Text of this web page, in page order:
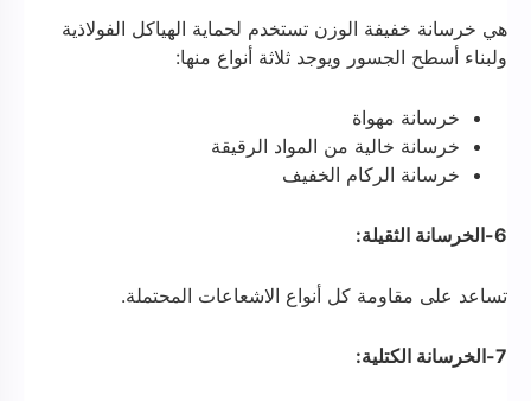
هي خرسانة خفيفة الوزن تستخدم لحماية الهياكل الفولاذية
ولبناء أسطح الجسور ويوجد ثلاثة أنواع منها:
خرسانة مهواة
خرسانة خالية من المواد الرقيقة
خرسانة الركام الخفيف
6-الخرسانة الثقيلة:
تساعد على مقاومة كل أنواع الاشعاعات المحتملة.
7-الخرسانة الكتلية: